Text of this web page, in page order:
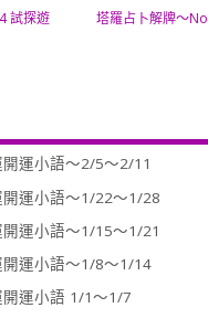
試探遊
塔羅占卜解牌～
運小語～2/5～2/11
運小語～1/22～1/28
運小語～1/15～1/21
運小語～1/8～1/14
運小語 1/1～1/7